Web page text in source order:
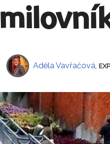
Adéla Vavřačová,